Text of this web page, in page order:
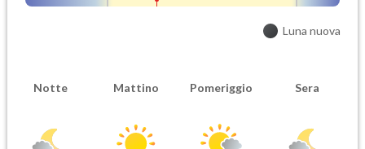
Luna nuova
Notte Mattino Pomeriggio Sera